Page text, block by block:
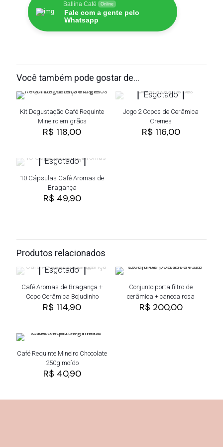
Ballina Café Online
Fale com a gente pelo
Whatsapp
Você também pode gostar de…
Kit Degustação Café Requinte
Mineiro em grãos
R$ 118,00
Esgotado
Jogo 2 Copos de Cerâmica
Cremes
R$ 116,00
Esgotado
10 Cápsulas Café Aromas de
Bragança
R$ 49,90
Produtos relacionados
Esgotado
Café Aromas de Bragança +
Copo Cerâmica Bojudinho
R$ 114,90
Conjunto porta filtro de
cerâmica + caneca rosa
R$ 200,00
Café Requinte Mineiro Chocolate
250g moído
R$ 40,90